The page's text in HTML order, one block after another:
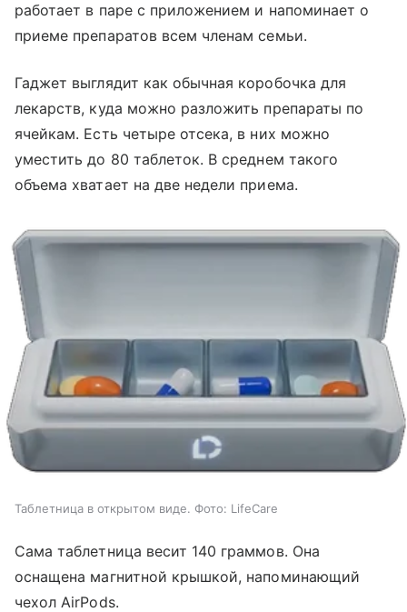
работает в паре с приложением и напоминает о
приеме препаратов всем членам семьи.
Гаджет выглядит как обычная коробочка для
лекарств, куда можно разложить препараты по
ячейкам. Есть четыре отсека, в них можно
уместить до 80 таблеток. В среднем такого
объема хватает на две недели приема.
Таблетница в открытом виде. Фото: LifeCare
Сама таблетница весит 140 граммов. Она
оснащена магнитной крышкой, напоминающий
чехол AirPods.